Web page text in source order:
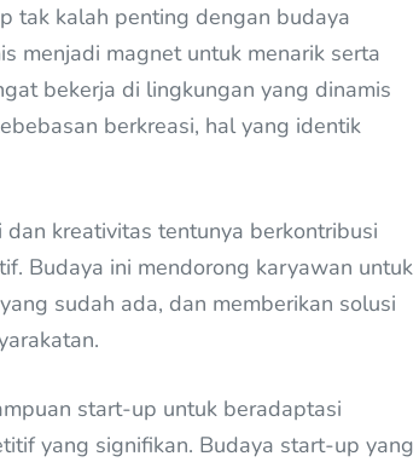
tak kalah penting dengan budaya
menjadi magnet untuk menarik serta
bekerja di lingkungan yang dinamis
berkreasi, hal yang identik
kreativitas tentunya berkontribusi
Budaya ini mendorong karyawan untuk
sudah ada, dan memberikan solusi
start-up untuk beradaptasi
yang signifikan. Budaya start-up yang